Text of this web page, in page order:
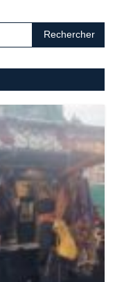
Rechercher :